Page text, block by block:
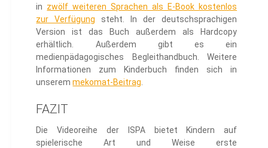
in zwölf weiteren Sprachen als E-Book kostenlos
zur Verfügung steht. In der deutschsprachigen
Version ist das Buch außerdem als Hardcopy
erhältlich. Außerdem gibt es ein
medienpädagogisches Begleithandbuch. Weitere
Informationen zum Kinderbuch finden sich in
unseremmekomat-Beitrag
FAZIT
Die Videoreihe der ISPA bietet Kindern auf
spielerische Art und Weise erste